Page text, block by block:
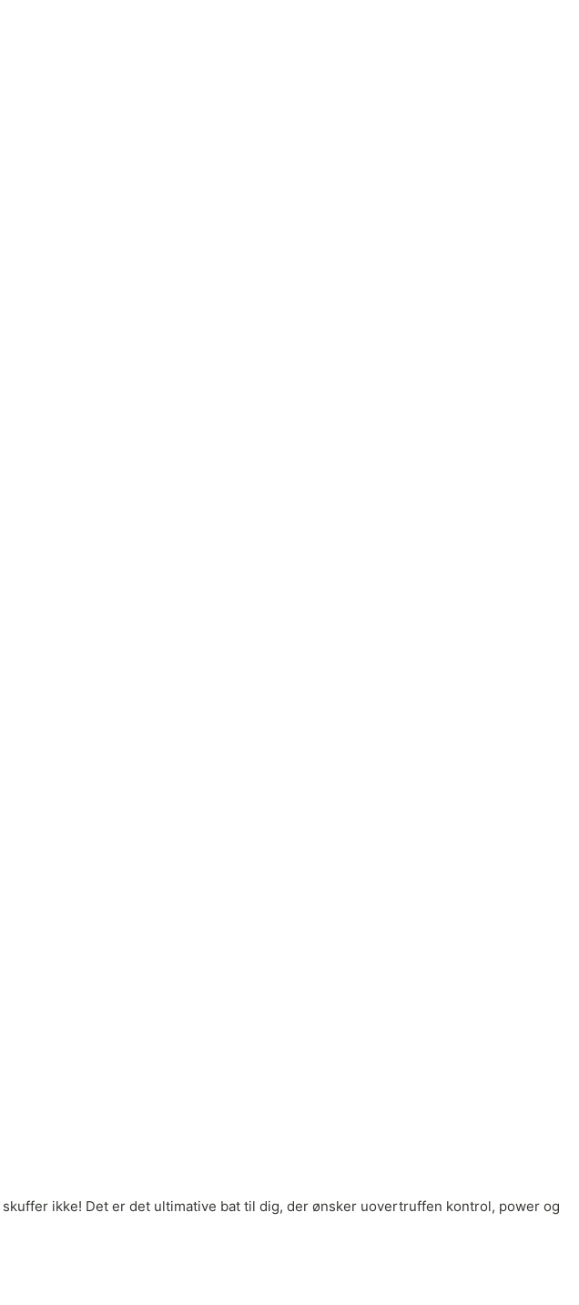
ikke! Det er det ultimative bat til dig, der ønsker uovertruffen kontrol, power og